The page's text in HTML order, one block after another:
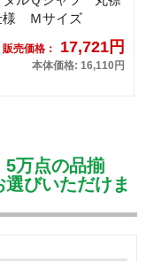
様 Ｍサイズ
販売価格： 17,721円
本体価格: 16,110円
5万点の品揃
びいただけま